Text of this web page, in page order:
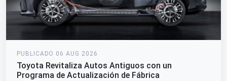
PUBLICADO 06 AUG 2026
Toyota Revitaliza Autos Antiguos con un
Programa de Actualización de Fábrica